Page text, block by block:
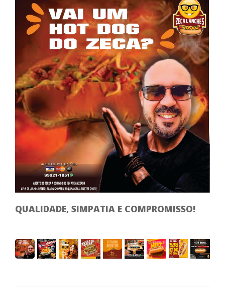
QUALIDADE, SIMPATIA E COMPROMISSO!